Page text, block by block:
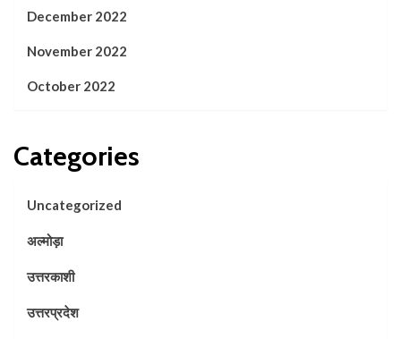
December 2022
November 2022
October 2022
Categories
Uncategorized
अल्मोड़ा
उत्तरकाशी
उत्तरप्रदेश